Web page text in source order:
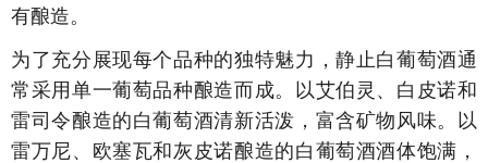
有酿造。
为了充分展现每个品种的独特魅力，静止白葡萄酒通
常采用单一葡萄品种酿造而成。以艾伯灵、白皮诺和
雷司令酿造的白葡萄酒清新活泼，富含矿物风味。以
雷万尼、欧塞瓦和灰皮诺酿造的白葡萄酒酒体饱满，